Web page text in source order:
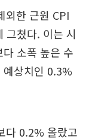
외한 근원 CPI
그쳤다. 이는 시
소폭 높은 수
상치인 0.3%
다 0.2% 올랐고